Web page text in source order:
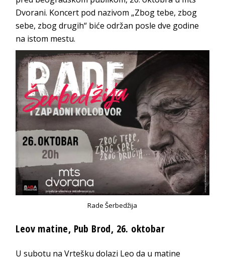
Dvorani. Koncert pod nazivom „Zbog tebe, zbog
sebe, zbog drugih“ biće održan posle dve godine
na istom mestu.
Rade Šerbedžija
Leov matine, Pub Brod, 26. oktobar
U subotu na Vrtešku dolazi Leo da u matine